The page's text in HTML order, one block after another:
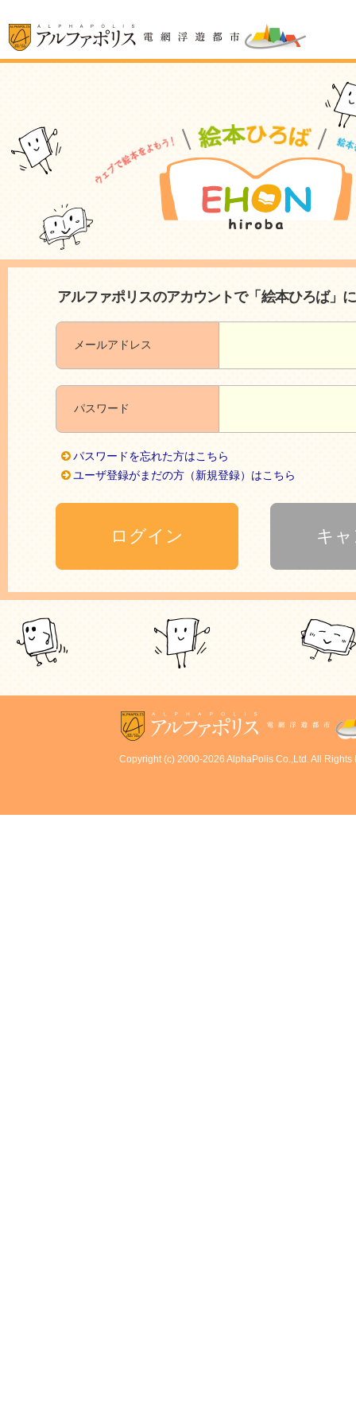
アルファポリスのアカウントで「絵本ひろば」
メールアドレス
パスワード
パスワードを忘れた方はこちら
ユーザ登録がまだの方（新規登録）はこちら
Copyright (c) 2000-2026 AlphaPolis Co.,Ltd. All Rights